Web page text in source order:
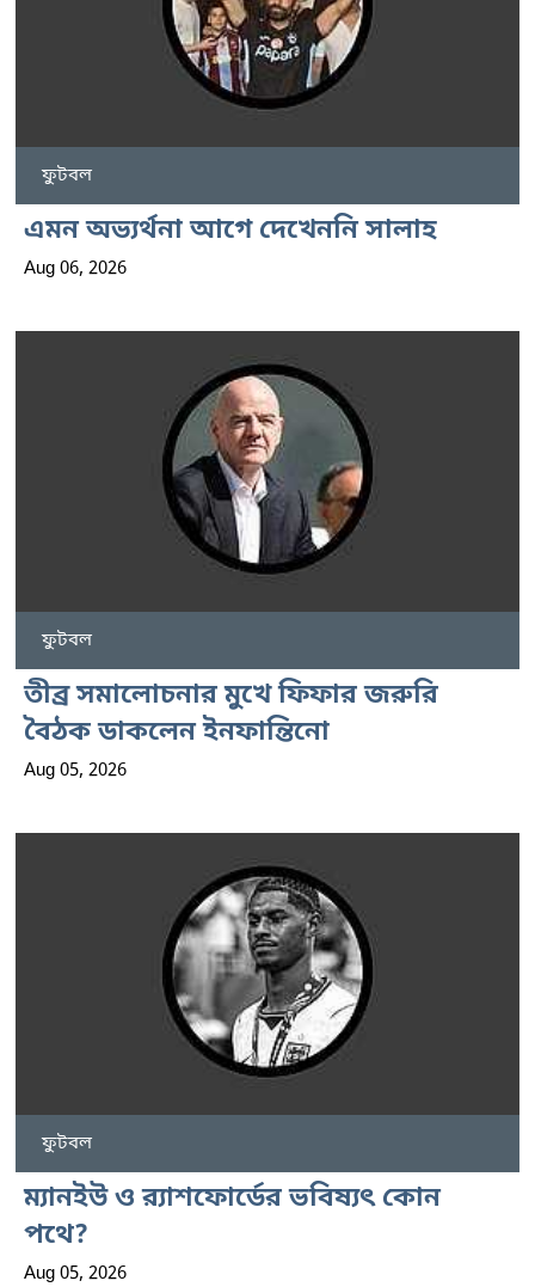
ফুটবল
এমন অভ্যর্থনা আগে দেখেননি সালাহ
Aug 06, 2026
ফুটবল
তীব্র সমালোচনার মুখে ফিফার জরুরি
বৈঠক ডাকলেন ইনফান্তিনো
Aug 05, 2026
ফুটবল
ম্যানইউ ও র‍্যাশফোর্ডের ভবিষ্যৎ কোন
পথে?
Aug 05, 2026